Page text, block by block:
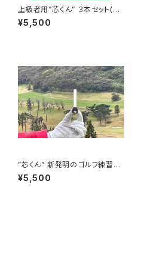
上級者用”芯くん” ３本セット(径
7mm)
¥5,500
”芯くん” 新発明のゴルフ練習器
具３本セット(径10mm)
¥5,500